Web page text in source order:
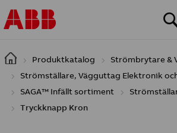
Hoppa till huvudinnehåll
Produktkatalog
Strömbrytare &
Strömställare, Vägguttag Elektronik
SAGA™ Infällt sortiment
Tryckknapp Kron